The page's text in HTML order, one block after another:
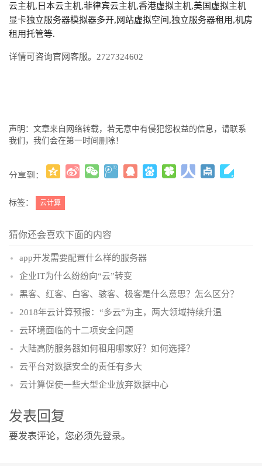
云主机,日本云主机,菲律宾云主机,香港虚拟主机,美国虚拟主机
显卡独立服务器模拟器多开,网站虚拟空间,独立服务器租用,机房
租用托管等.
详情可咨询官网客服。2727324602
声明：文章来自网络转载，若无意中有侵犯您权益的信息，请联系
我们，我们会在第一时间删除！
分享到：
标签： 云计算
猜你还会喜欢下面的内容
app开发需要配置什么样的服务器
企业IT为什么纷纷向“云”转变
黑客、红客、白客、骇客、极客是什么意思？怎么区分？
2018年云计算预报：“多云”为主，两大领域持续升温
云环境面临的十二项安全问题
大陆高防服务器如何租用哪家好？如何选择？
云平台对数据安全的责任有多大
云计算促使一些大型企业放弃数据中心
发表回复
要发表评论，您必须先登录。